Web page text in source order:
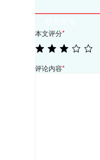
本文评分*
评论内容*